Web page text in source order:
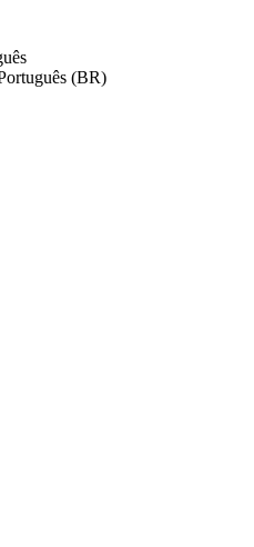
(BR)